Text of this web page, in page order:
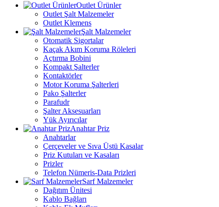
Outlet Ürünler
Outlet Şalt Malzemeler
Outlet Klemens
Şalt Malzemeler
Otomatik Sigortalar
Kaçak Akım Koruma Röleleri
Açtırma Bobini
Kompakt Şalterler
Kontaktörler
Motor Koruma Şalterleri
Pako Şalterler
Parafudr
Şalter Aksesuarları
Yük Ayırıcılar
Anahtar Priz
Anahtarlar
Çerçeveler ve Sıva Üstü Kasalar
Priz Kutuları ve Kasaları
Prizler
Telefon Nümeris-Data Prizleri
Sarf Malzemeler
Dağıtım Ünitesi
Kablo Bağları